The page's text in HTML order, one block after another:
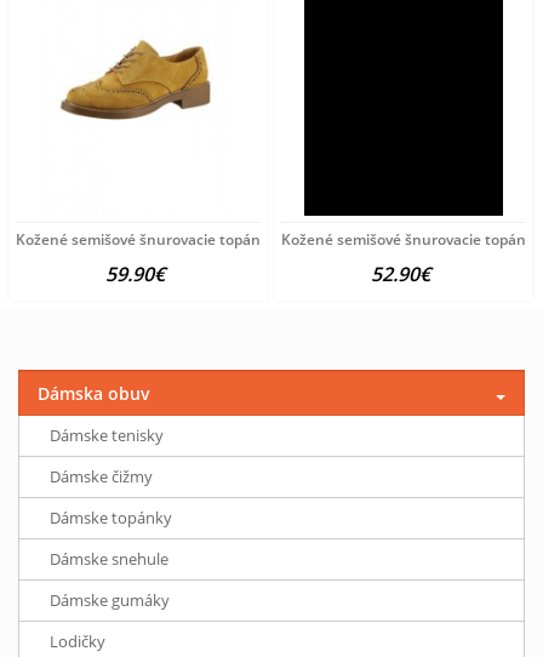
Kožené semišové šnurovacie topánky Andrea Conti, žlté
59.90€
Kožené semišové šnurovacie
52.90€
Dámska obuv
Dámske tenisky
Dámske čižmy
Dámske topánky
Dámske snehule
Dámske gumáky
Lodičky